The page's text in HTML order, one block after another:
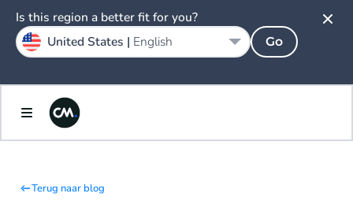
Terug naar blog
Is this region a better fit for you?
United States | English Go